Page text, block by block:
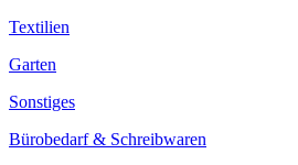
Textilien
Garten
Sonstiges
Bürobedarf & Schreibwaren